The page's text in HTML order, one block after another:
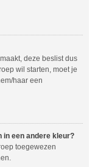
deze beslist dus
wil starten, moet je
haar een
een andere kleur?
toegewezen